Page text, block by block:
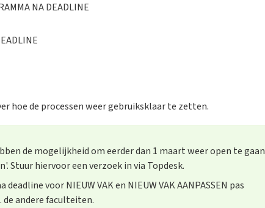
NA DEADLINE
hoe de processen weer gebruiksklaar te zetten.
de mogelijkheid om eerder dan 1 maart weer open te gaan
Stuur hiervoor een verzoek in via Topdesk.
voor NIEUW VAK en NIEUW VAK AANPASSEN pas
de andere faculteiten.